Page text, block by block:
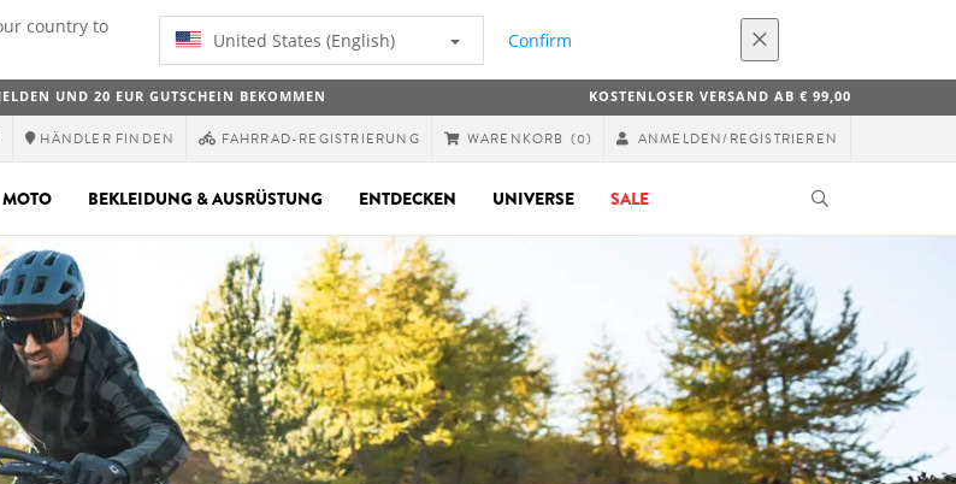
country to
United States (English) Confirm
UND 20 EUR GUTSCHEIN BEKOMMEN KOSTENLOSER VERSAND AB € 99,00
HÄNDLER FINDEN FAHRRAD-REGISTRIERUNG WARENKORB (0) ANMELDEN/REGISTRIEREN
MOTO BEKLEIDUNG & AUSRÜSTUNG ENTDECKEN UNIVERSE SALE